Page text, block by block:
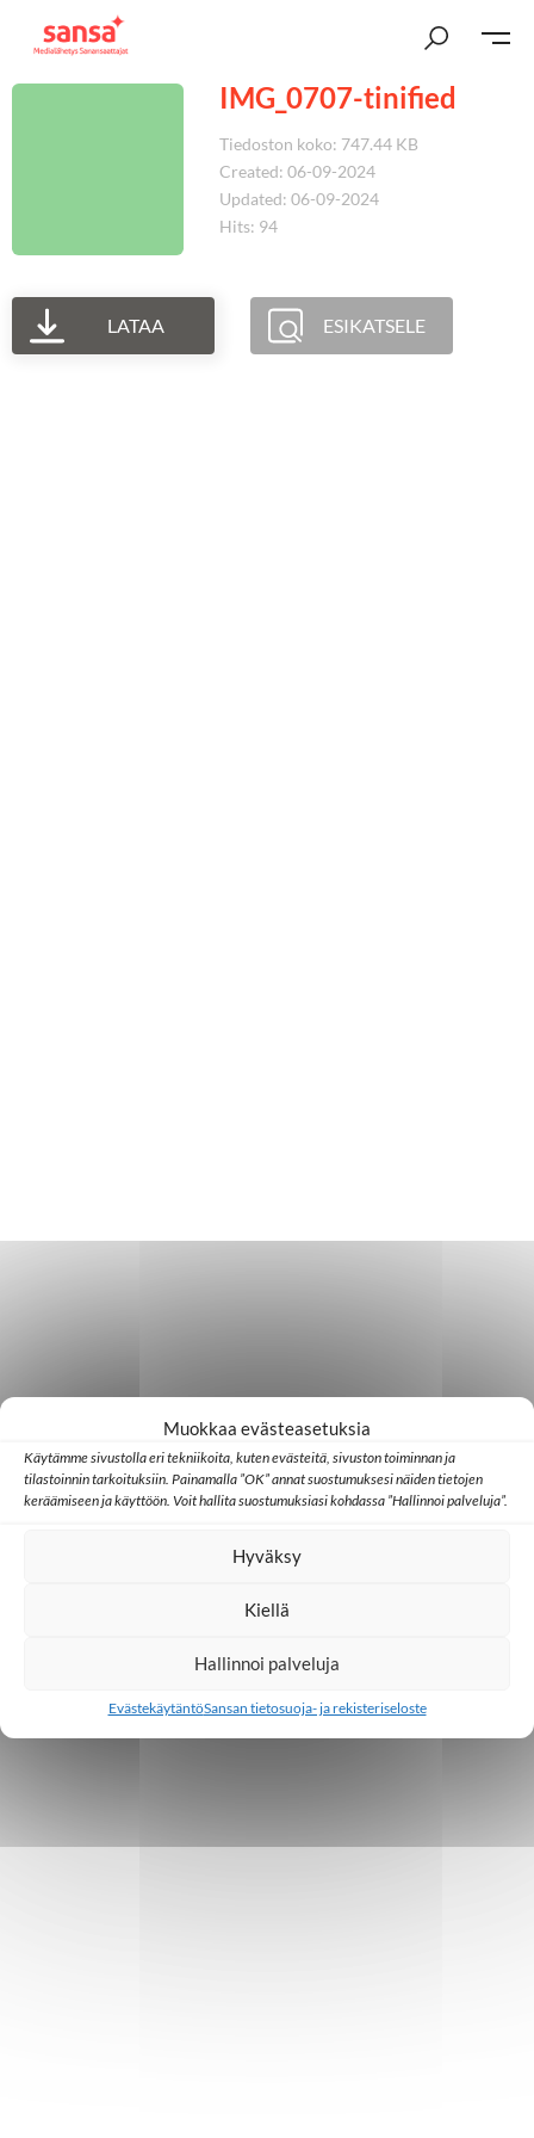
Muokkaa evästeasetuksia
Käytämme sivustolla eri tekniikoita, kuten evästeitä, sivuston toiminnan ja
tilastoinnin tarkoituksiin. Painamalla ”OK” annat suostumuksesi näiden tietojen
keräämiseen ja käyttöön. Voit hallita suostumuksiasi kohdassa ”Hallinnoi palveluja”.
Hyväksy
Kiellä
Hallinnoi palveluja
EvästekäytäntöSansan tietosuoja- ja rekisteriseloste
IMG_0707-tinified
Tiedoston koko: 747.44 KB
Created: 06-09-2024
Updated: 06-09-2024
Hits: 94
LATAA ESIKATSELE